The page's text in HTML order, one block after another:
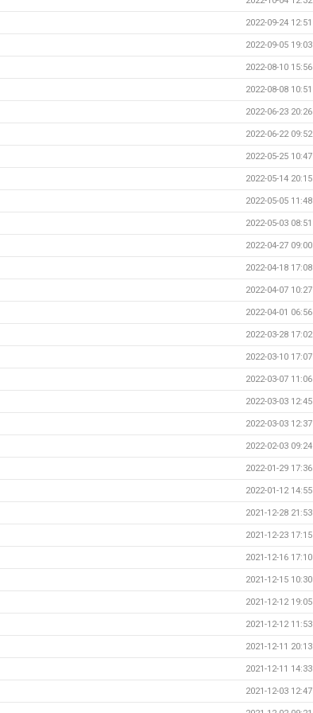
2022-09-24 12:51
2022-09-05 19:03
2022-08-10 15:56
2022-08-08 10:51
2022-06-23 20:26
2022-06-22 09:52
2022-05-25 10:47
2022-05-14 20:15
2022-05-05 11:48
2022-05-03 08:51
2022-04-27 09:00
2022-04-18 17:08
2022-04-07 10:27
2022-04-01 06:56
2022-03-28 17:02
2022-03-10 17:07
2022-03-07 11:06
2022-03-03 12:45
2022-03-03 12:37
2022-02-03 09:24
2022-01-29 17:36
2022-01-12 14:55
2021-12-28 21:53
2021-12-23 17:15
2021-12-16 17:10
2021-12-15 10:30
2021-12-12 19:05
2021-12-12 11:53
2021-12-11 20:13
2021-12-11 14:33
2021-12-03 12:47